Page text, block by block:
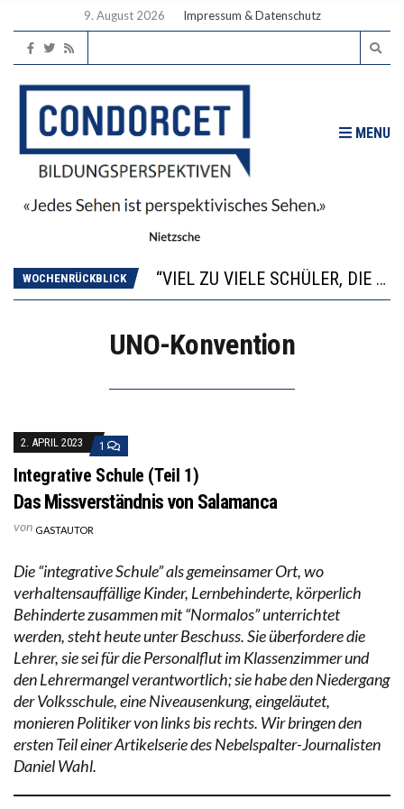
9. August 2026 Impressum & Datenschutz
MENU
WOCHENRÜCKBLICK
“VIEL ZU VIELE SCHÜLER, DIE GEMESSEN AN IHREN FÄHIGKEITEN GAR NICHT ANS GYMNASIUM GEHÖREN”
DIE GANZE HILFLOSIGKEIT DES BILDUNGSBÜRGERTUMS
UNO-Konvention
2. APRIL 2023 1
Integrative Schule (Teil 1)
Das Missverständnis von Salamanca
von GASTAUTOR
Die “integrative Schule” als gemeinsamer Ort, wo
verhaltensauffällige Kinder, Lernbehinderte, körperlich
Behinderte zusammen mit “Normalos” unterrichtet
werden, steht heute unter Beschuss. Sie überfordere die
Lehrer, sie sei für die Personalflut im Klassenzimmer und
den Lehrermangel verantwortlich; sie habe den Niedergang
der Volksschule, eine Niveausenkung, eingeläutet,
monieren Politiker von links bis rechts. Wir bringen den
ersten Teil einer Artikelserie des Nebelspalter-Journalisten
Daniel Wahl.